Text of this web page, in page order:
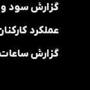
گزارش سود و
عملکرد
گزارش